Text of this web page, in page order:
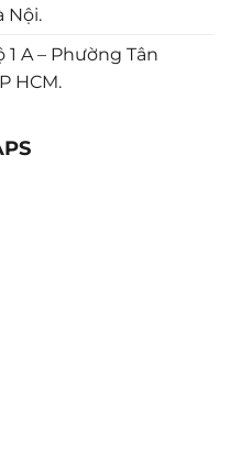
Nội.
1 A – Phường Tân
HCM.